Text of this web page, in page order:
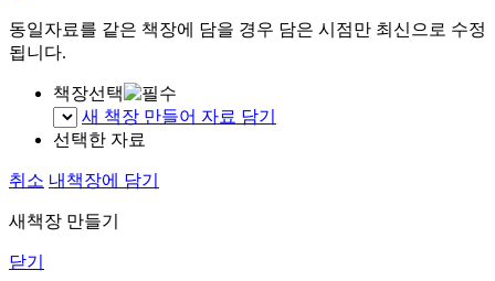
동일자료를 같은 책장에 담을 경우 담은 시점만 최신으로 수정
됩니다.
책장선택
새 책장 만들어 자료 담기
선택한 자료
취소 내책장에 담기
새책장 만들기
닫기